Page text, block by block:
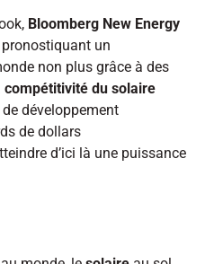
Bloomberg New Energy
un
non plus grâce à des
du solaire
développement
de dollars
d’ici là une puissance